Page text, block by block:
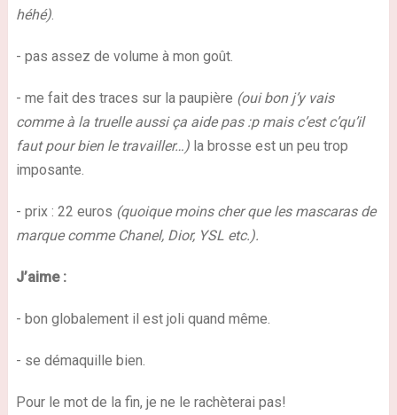
héhé).
- pas assez de volume à mon goût.
- me fait des traces sur la paupière (oui bon j’y vais
comme à la truelle aussi ça aide pas :p mais c’est c’qu’il
faut pour bien le travailler…) la brosse est un peu trop
imposante.
- prix : 22 euros (quoique moins cher que les mascaras de
marque comme Chanel, Dior, YSL etc.).
J’aime :
- bon globalement il est joli quand même.
- se démaquille bien.
Pour le mot de la fin, je ne le rachèterai pas!